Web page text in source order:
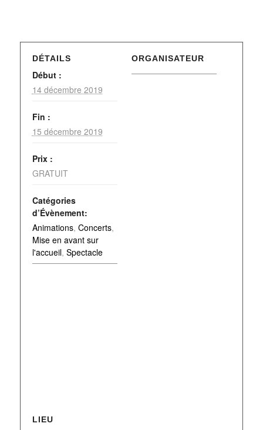
DÉTAILS
Début :
14 décembre 2019
Fin :
15 décembre 2019
Prix :
GRATUIT
Catégories
d’Évènement:
Animations, Concerts,
Mise en avant sur
l'accueil, Spectacle
ORGANISATEUR
LIEU